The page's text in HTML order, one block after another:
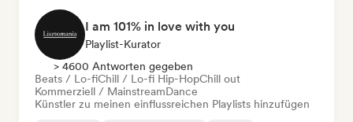
I am 101% in love with you
Playlist-Kurator
> 4600 Antworten gegeben
Beats / Lo-fiChill / Lo-fi Hip-HopChill out
Kommerziell / MainstreamDance
Künstler zu meinen einflussreichen Playlists hinzufügen